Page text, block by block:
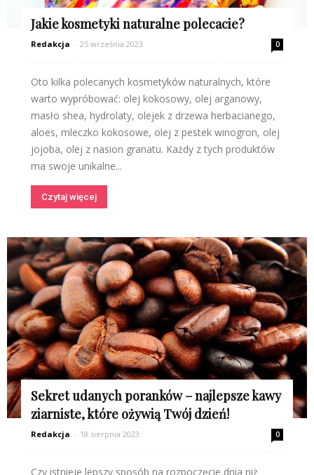
Jakie kosmetyki naturalne polecacie?
Redakcja - 25 września 2023 0
Oto kilka polecanych kosmetyków naturalnych, które
warto wypróbować: olej kokosowy, olej arganowy,
masło shea, hydrolaty, olejek z drzewa herbacianego,
aloes, mleczko kokosowe, olej z pestek winogron, olej
jojoba, olej z nasion granatu. Każdy z tych produktów
ma swoje unikalne...
Czytaj więcej
Sekret udanych poranków – najlepsze kawy
ziarniste, które ożywią Twój dzień!
Redakcja - 18 sierpnia 2023 0
Czy istnieje lepszy sposób na rozpoczęcie dnia niż